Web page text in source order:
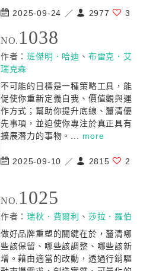
2025-09-24 ／ 2977 3
NO. 1038
作者：班傑明．哈迪 、 布雷克．艾
瑞克森
不可能的目標是一種策略工具，能
促使你重新定義自我、價值觀與運
作方式；幫助你提升底線、釐清優
先事項，並迫使你專注於真正具有
擴展潛力的事物。... more
2025-09-10 ／ 2815 2
NO. 1025
作者：瑞秋．費爾利 、 莎拉．羅伯
做好品牌重塑的關鍵在於，釐清哪
些該保留、哪些該調整、哪些該新
增。藉由適當的改動，透過行銷驅